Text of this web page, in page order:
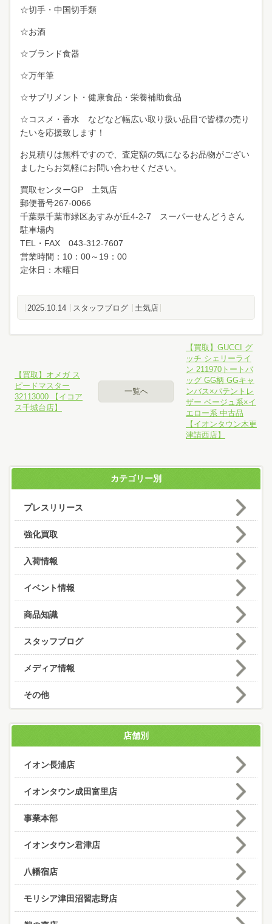
☆切手・中国切手類
☆お酒
☆ブランド食器
☆万年筆
☆サプリメント・健康食品・栄養補助食品
☆コスメ・香水 などなど幅広い取り扱い品目で皆様の売り
たいを応援致します！
お見積りは無料ですので、査定額の気になるお品物がござい
ましたらお気軽にお問い合わせください。
買取センターGP 土気店
郵便番号267-0066
千葉県千葉市緑区あすみが丘4-2-7 スーパーせんどうさん
駐車場内
TEL・FAX 043-312-7607
営業時間：10：00～19：00
定休日：木曜日
2025.10.14 スタッフブログ 土気店
【買取】オメガ ス
ピードマスター
32113000 【イコア
ス千城台店】
一覧へ
【買取】GUCCI グ
ッチ シェリーライ
ン 211970トートバ
ッグ GG柄 GGキャ
ンバス×パテントレ
ザー ベージュ系×イ
エロー系 中古品
【イオンタウン木更
津請西店】
カテゴリー別
プレスリリース
強化買取
入荷情報
イベント情報
商品知識
スタッフブログ
メディア情報
その他
店舗別
イオン長浦店
イオンタウン成田富里店
事業本部
イオンタウン君津店
八幡宿店
モリシア津田沼習志野店